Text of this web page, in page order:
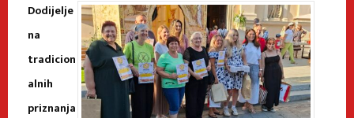
Dodijelje
na
tradicion
alnih
priznanja